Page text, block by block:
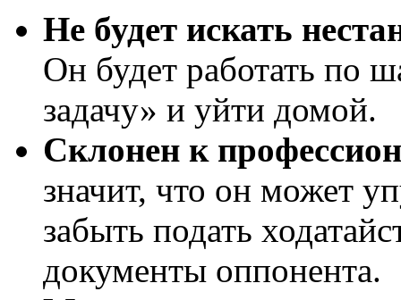
Не будет искать
Он будет работать по
задачу» и уйти домой.
Склонен к
значит, что он может
забыть подать
документы оппонента.